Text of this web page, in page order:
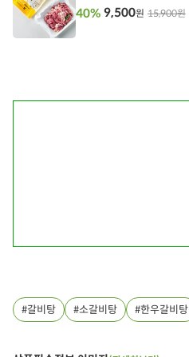
담
15,900원
40% 9,500원
갈비탕 소갈비탕 한우갈비탕